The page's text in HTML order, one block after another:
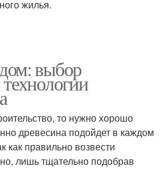
жилья.
выбор
то нужно хорошо
древесина подойдет в каждом
как правильно возвести
лишь тщательно подобрав